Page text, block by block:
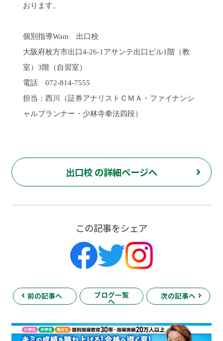
おります。
個別指導Wam 出口校
大阪府枚方市出口4-26-1 アサンテ出口ビル1 階（教
室） 3階（自習室）
電話 072-814-7555
担当：西川
（証券アナリストＣＭＡ・ファイナンシ
ャルプランナー・少林寺拳法四段）
出口校 の詳細ページへ
この記事をシェア
前の記事へ ブログ一覧
へ
次の記事へ